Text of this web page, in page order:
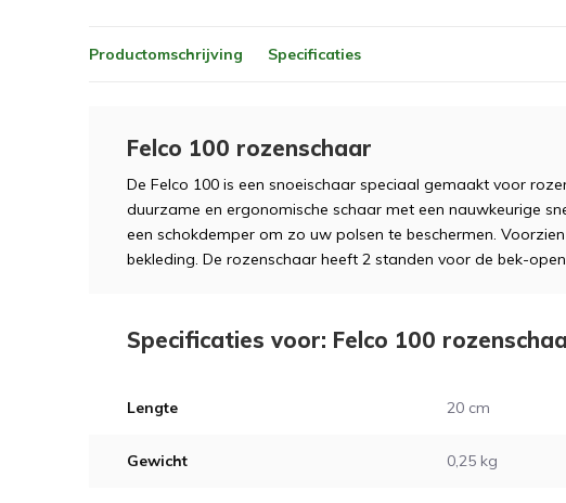
Productomschrijving Specificaties
Felco 100 rozenschaar
De Felco 100 is een snoeischaar speciaal gemaakt voor
duurzame en ergonomische schaar met een nauwkeurige
een schokdemper om zo uw polsen te beschermen.
bekleding. De rozenschaar heeft 2 standen voor de bek-
Specificaties voor: Felco 100
Lengte 20 cm
Gewicht 0,25 kg